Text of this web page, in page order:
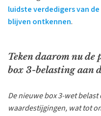
luidste verdedigers van
blijven ontkennen.
Teken daarom nu de
box 3-belasting aan
De nieuwe box 3-wet
waardestijgingen, wat tot